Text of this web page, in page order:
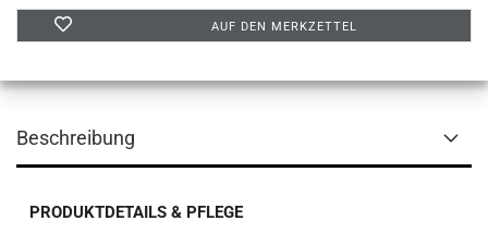
AUF DEN MERKZETTEL
Beschreibung
PRODUKTDETAILS & PFLEGE